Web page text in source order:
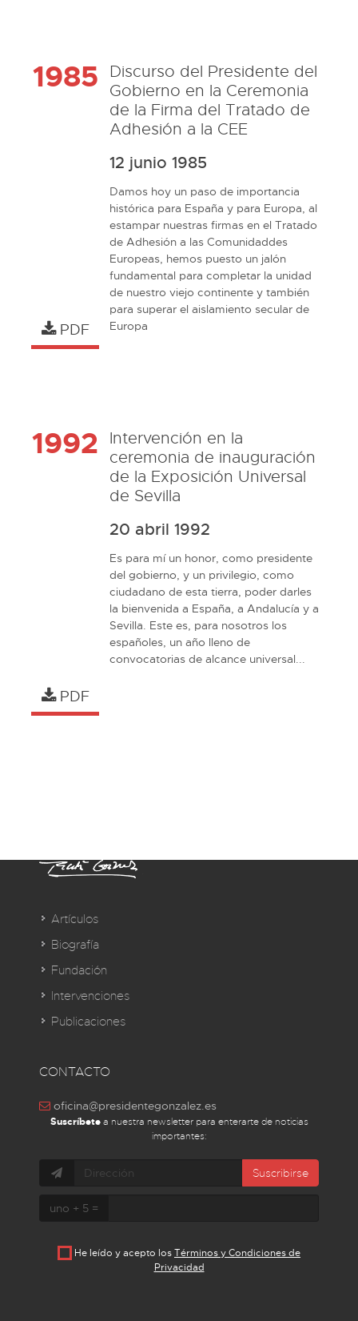
1985
PDF
Discurso del Presidente del
Gobierno en la Ceremonia
de la Firma del Tratado de
Adhesión a la CEE
12 junio 1985
Damos hoy un paso de importancia
histórica para España y para Europa, al
estampar nuestras firmas en el Tratado
de Adhesión a las Comunidaddes
Europeas, hemos puesto un jalón
fundamental para completar la unidad
de nuestro viejo continente y también
para superar el aislamiento secular de
Europa
1992
PDF
Intervención en la
ceremonia de inauguración
de la Exposición Universal
de Sevilla
20 abril 1992
Es para mí un honor, como presidente
del gobierno, y un privilegio, como
ciudadano de esta tierra, poder darles
la bienvenida a España, a Andalucía y a
Sevilla. Este es, para nosotros los
españoles, un año lleno de
convocatorias de alcance universal...
Artículos
Biografía
Fundación
Intervenciones
Publicaciones
CONTACTO
oficina@presidentegonzalez.es
Suscríbetea nuestra newsletter para enterarte de noticias
importantes:
Suscribirse
uno + 5 =
He leído y acepto losTérminos y Condiciones de
Privacidad